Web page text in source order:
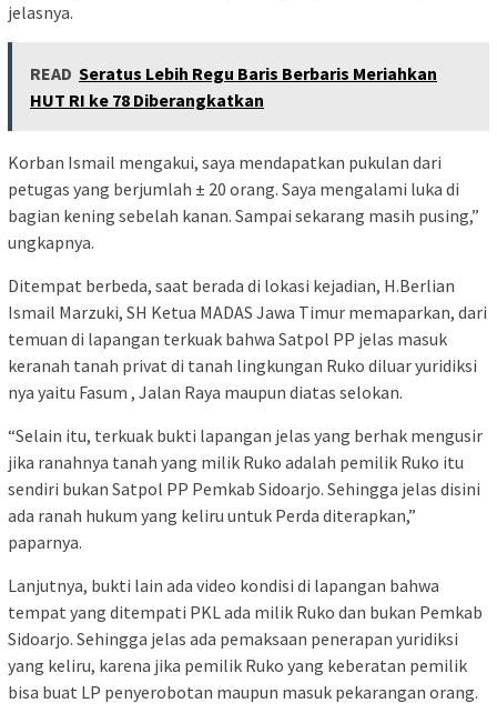
jelasnya.
READ Seratus Lebih Regu Baris Berbaris Meriahkan
HUT RI ke 78 Diberangkatkan
Korban Ismail mengakui, saya mendapatkan pukulan dari
petugas yang berjumlah ± 20 orang. Saya mengalami luka di
bagian kening sebelah kanan. Sampai sekarang masih pusing,”
ungkapnya.
Ditempat berbeda, saat berada di lokasi kejadian, H.Berlian
Ismail Marzuki, SH Ketua MADAS Jawa Timur memaparkan, dari
temuan di lapangan terkuak bahwa Satpol PP jelas masuk
keranah tanah privat di tanah lingkungan Ruko diluar yuridiksi
nya yaitu Fasum , Jalan Raya maupun diatas selokan.
“Selain itu, terkuak bukti lapangan jelas yang berhak mengusir
jika ranahnya tanah yang milik Ruko adalah pemilik Ruko itu
sendiri bukan Satpol PP Pemkab Sidoarjo. Sehingga jelas disini
ada ranah hukum yang keliru untuk Perda diterapkan,”
paparnya.
Lanjutnya, bukti lain ada video kondisi di lapangan bahwa
tempat yang ditempati PKL ada milik Ruko dan bukan Pemkab
Sidoarjo. Sehingga jelas ada pemaksaan penerapan yuridiksi
yang keliru, karena jika pemilik Ruko yang keberatan pemilik
bisa buat LP penyerobotan maupun masuk pekarangan orang.